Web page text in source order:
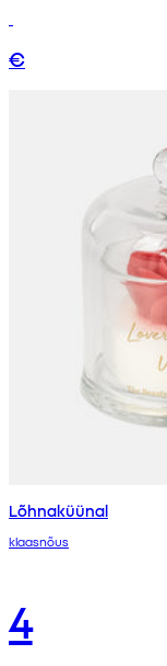
€
Lõhnaküünal
klaasnõus
4